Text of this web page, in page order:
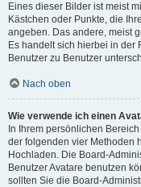
Eines dieser Bilder ist meist
Kästchen oder Punkte, die
angeben. Das andere, meist
Es handelt sich hierbei in der
Benutzer zu Benutzer
Nach oben
Wie verwende ich einen
In Ihrem persönlichen
der folgenden vier Methoden
Hochladen. Die Board-
Benutzer Avatare benutzen
sollten Sie die Board-